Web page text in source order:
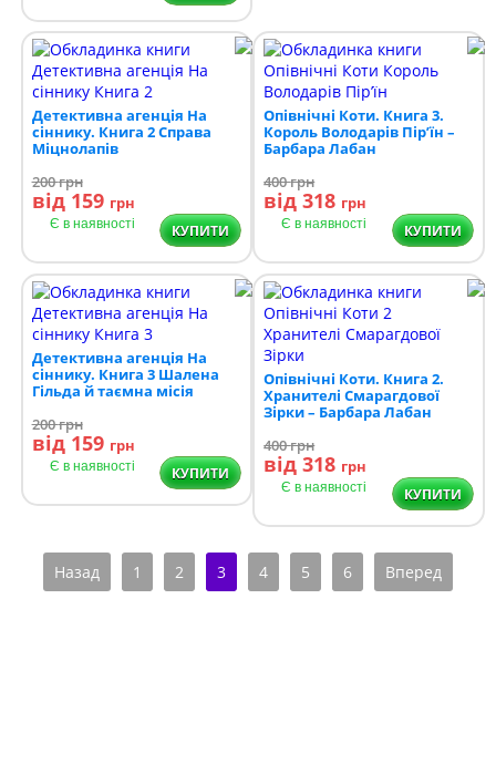
Детективна агенція На
сіннику. Книга 2 Справа
Міцнолапів
200грн
від 159 грн
Є в наявності КУПИТИ
Опівнічні Коти. Книга 3.
Король Володарів Пір’їн –
Барбара Лабан
400грн
від 318 грн
Є в наявності КУПИТИ
Детективна агенція На
сіннику. Книга 3 Шалена
Гільда й таємна місія
200грн
від 159 грн
Є в наявності КУПИТИ
Опівнічні Коти. Книга 2.
Хранителі Смарагдової
Зірки – Барбара Лабан
400грн
від 318 грн
Є в наявності КУПИТИ
Назад 1 2 3 4 5 6 Вперед